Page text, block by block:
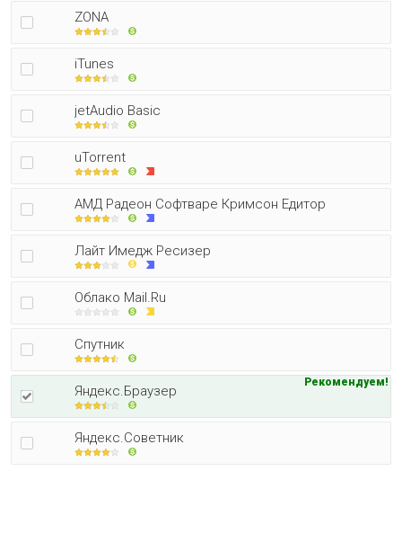
ZONA
iTunes
jetAudio Basic
uTorrent
АМД Радеон Софтваре Кримсон Едитор
Лайт Имедж Ресизер
Облако Mail.Ru
Спутник
Яндекс.Браузер
Рекомендуем!
Яндекс.Советник